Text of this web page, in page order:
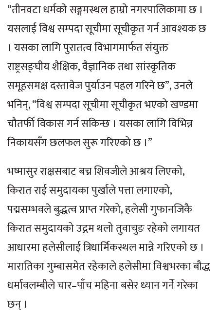
“तीनवटा धर्मको सङ्गमस्थल हाम्रो नगरपालिकामा छ ।
यसलाई विश्व सम्पदा सूचीमा सूचीकृत गर्न आवश्यक छ
। यसका लागि पुरातत्व विभागमार्फत संयुक्त
राष्ट्रसङ्घीय शैक्षिक, वैज्ञानिक तथा सांस्कृतिक
समूहसमक्ष दस्तावेज पुर्याउन पहल गरिने छ”, उनले
भनिन्, “विश्व सम्पदा सूचीमा सूचीकृत भएको खण्डमा
चौतर्फी विकास गर्न सकिन्छ । यसका लागि विभिन्न
निकायसँग छलफल सुरू गरिएको छ ।”
भष्मासुर राक्षसबाट बच्न शिवजीले आश्रय लिएको,
किरात राई समुदायका पुर्खाले पत्ता लगाएको,
पद्मसम्भवले बुद्धत्व प्राप्त गरेको, हलेसी गुफानजिकै
किरात समुदायको उद्गम थलो तुवाचुङ रहेको लगायत
आधारमा हलेसीलाई त्रिधार्मिकस्थल मान्ने गरिएको छ ।
मारातिका गुम्बासमेत रहेकाले हलेसीमा विश्वभरका बौद्ध
धर्मावलम्बीले चार–पाँच महिना बसेर ध्यान गर्ने गरेका
छन् ।